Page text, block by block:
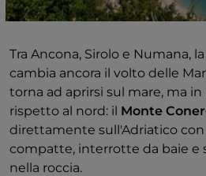
Tra Ancona, Sirolo e Numana, la
cambia ancora il volto delle
torna ad aprirsi sul mare, ma
rispetto al nord: il Monte
direttamente sull'Adriatico con
compatte, interrotte da baie e
nella roccia.